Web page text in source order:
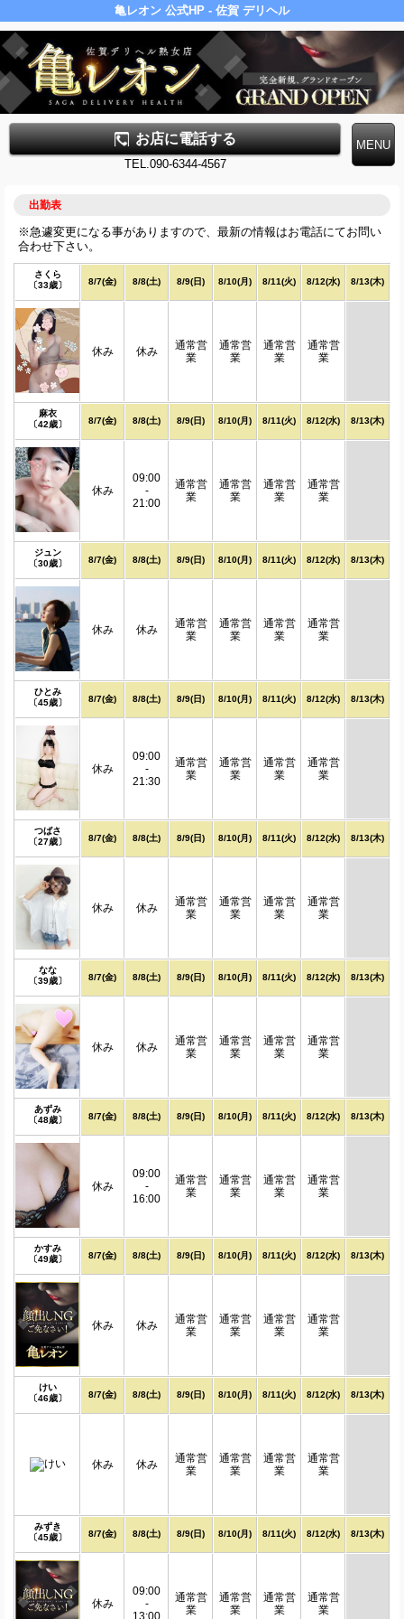
亀レオン 公式HP - 佐賀 デリヘル
お店に電話する
TEL.090-6344-4567
出勤表
※急遽変更になる事がありますので、最新の情報はお電話にてお問い
合わせ下さい。
さくら
〔33歳〕
8/7(金) 8/8(土) 8/9(日) 8/10(月) 8/11(火) 8/12(水) 8/13(木)
休み 休み
通常営
業
通常営
業
通常営
業
通常営
業
麻衣
〔42歳〕
8/7(金) 8/8(土) 8/9(日) 8/10(月) 8/11(火) 8/12(水) 8/13(木)
休み
09:00
-
21:00
通常営
業
通常営
業
通常営
業
通常営
業
ジュン
〔30歳〕
8/7(金) 8/8(土) 8/9(日) 8/10(月) 8/11(火) 8/12(水) 8/13(木)
休み 休み
通常営
業
通常営
業
通常営
業
通常営
業
ひとみ
〔45歳〕
8/7(金) 8/8(土) 8/9(日) 8/10(月) 8/11(火) 8/12(水) 8/13(木)
休み
09:00
-
21:30
通常営
業
通常営
業
通常営
業
通常営
業
つばさ
〔27歳〕
8/7(金) 8/8(土) 8/9(日) 8/10(月) 8/11(火) 8/12(水) 8/13(木)
休み 休み
通常営
業
通常営
業
通常営
業
通常営
業
なな
〔39歳〕
8/7(金) 8/8(土) 8/9(日) 8/10(月) 8/11(火) 8/12(水) 8/13(木)
休み 休み
通常営
業
通常営
業
通常営
業
通常営
業
あずみ
〔48歳〕
8/7(金) 8/8(土) 8/9(日) 8/10(月) 8/11(火) 8/12(水) 8/13(木)
休み
09:00
-
16:00
通常営
業
通常営
業
通常営
業
通常営
業
かすみ
〔49歳〕
8/7(金) 8/8(土) 8/9(日) 8/10(月) 8/11(火) 8/12(水) 8/13(木)
休み 休み
通常営
業
通常営
業
通常営
業
通常営
業
けい
〔46歳〕
8/7(金) 8/8(土) 8/9(日) 8/10(月) 8/11(火) 8/12(水) 8/13(木)
休み 休み
通常営
業
通常営
業
通常営
業
通常営
業
みずき
〔45歳〕
8/7(金) 8/8(土) 8/9(日) 8/10(月) 8/11(火) 8/12(水) 8/13(木)
休み
09:00
-
13:00
通常営
業
通常営
業
通常営
業
通常営
業